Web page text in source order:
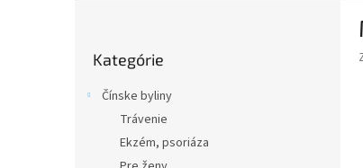
kategórie
Kategórie
Čínske byliny
Trávenie
Ekzém, psoriáza